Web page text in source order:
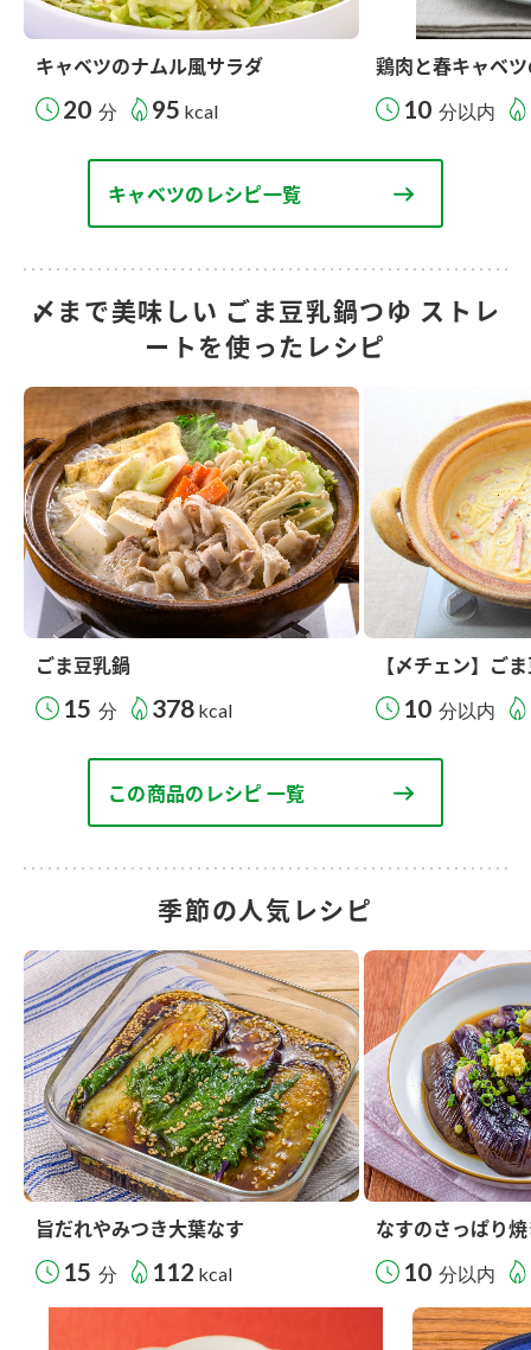
キャベツのナムル風サラダ
20 分 95 kcal
鶏肉と春キャベ
10 分以内
キャベツのレシピ一覧
〆まで美味しい ごま豆乳鍋つゆ ストレ
ートを使ったレシピ
ごま豆乳鍋
15 分 378 kcal
【〆チェン】ご
10 分以内
この商品のレシピ 一覧
季節の人気レシピ
旨だれやみつき大葉なす
15 分 112 kcal
なすのさっぱり
10 分以内